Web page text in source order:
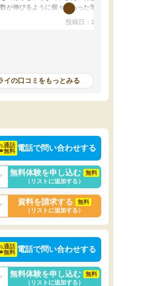
数が伸びるように個々にあった学習方法で教え
てくれました。また、個別にやってくれること
でわからないところをすぐに質問することがで
した。
投稿日：2026年06月19日
イの口コミをもっとみる
通話
無料 電話で問い合わせする
無料体験を申し込む
無料
（リストに追加する）
資料を請求する
無料
（リストに追加する）
通話
無料 電話で問い合わせする
無料体験を申し込む
無料
（リストに追加する）